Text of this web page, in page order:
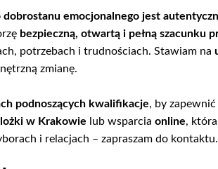
dobrostanu emocjonalnego jest
bezpieczną, otwartą i pełną szacunku
potrzebach i trudnościach. Stawiam na
zmianę.
podnoszących kwalifikacje, by
w Krakowie lub wsparcia online,
i relacjach – zapraszam do kontaktu.